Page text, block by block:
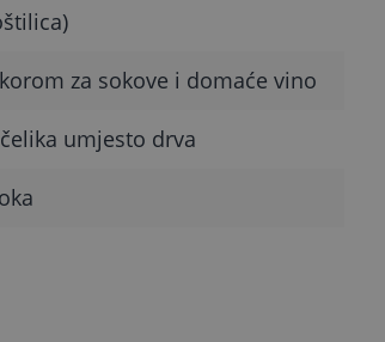
za sokove i domaće vino
umjesto drva